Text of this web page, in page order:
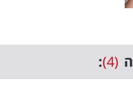
(4)
: